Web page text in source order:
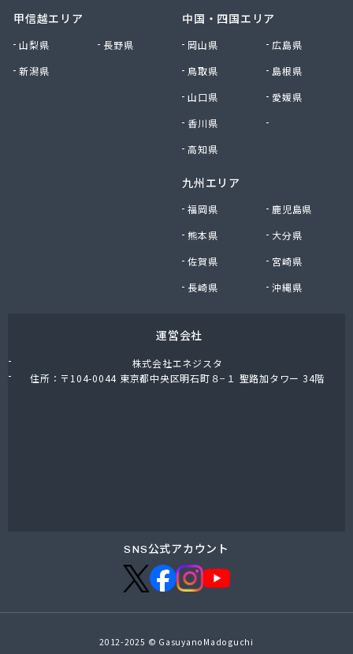
甲信越エリア
山梨県
長野県
新潟県
中国・四国エリア
岡山県
広島県
鳥取県
島根県
山口県
愛媛県
香川県
高知県
九州エリア
福岡県
鹿児島県
熊本県
大分県
佐賀県
宮崎県
長崎県
沖縄県
運営会社
株式会社エネジスタ
住所：〒104-0044 東京都中央区明石町８−１ 聖路加タワー 34階
SNS公式アカウント
2012-2025 © GasuyanoMadoguchi